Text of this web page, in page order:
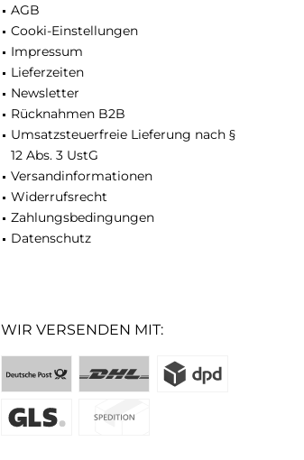
AGB
Cooki-Einstellungen
Impressum
Lieferzeiten
Newsletter
Rücknahmen B2B
Umsatzsteuerfreie Lieferung nach §
12 Abs. 3 UstG
Versandinformationen
Widerrufsrecht
Zahlungsbedingungen
Datenschutz
WIR VERSENDEN MIT: